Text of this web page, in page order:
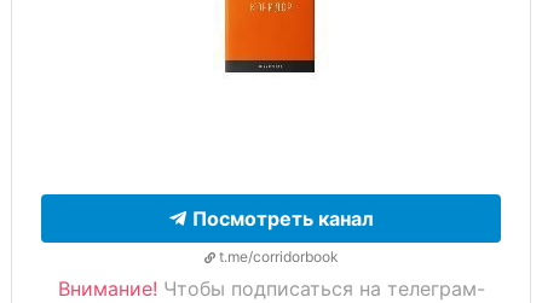
Посмотреть канал
t.me/corridorbook
Внимание! Чтобы подписаться на телеграм-